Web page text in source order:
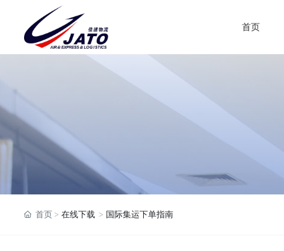
首页
首页 在线下载 国际集运下单指南